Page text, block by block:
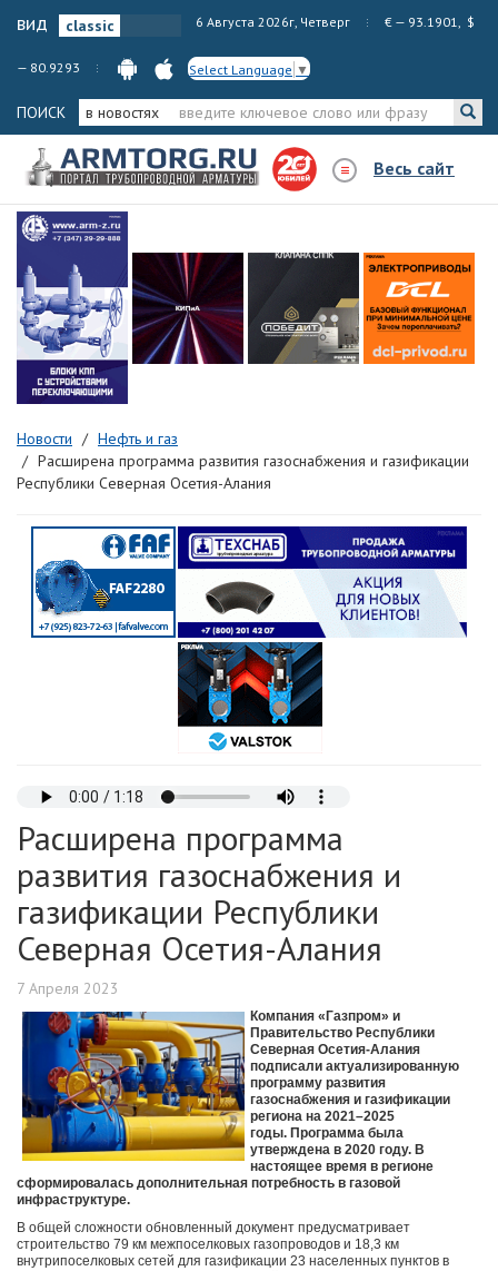
вид 6 Августа 2026г, Четверг € — 93.1901, $
— 80.9293 Select Language ▼
ПОИСК в новостях
Весь сайт
Новости
Нефть и газ
Расширена программа развития газоснабжения и газификации
Республики Северная Осетия-Алания
Расширена программа
развития газоснабжения и
газификации Республики
Северная Осетия-Алания
7 Апреля 2023
Компания «Газпром» и
Правительство Республики
Северная Осетия-Алания
подписали актуализированную
программу развития
газоснабжения и газификации
региона на 2021–2025
годы. Программа была
утверждена в 2020 году. В
настоящее время в регионе
сформировалась дополнительная потребность в газовой
инфраструктуре.
В общей сложности обновленный документ предусматривает
строительство 79 км межпоселковых газопроводов и 18,3 км
внутрипоселковых сетей для газификации 23 населенных пунктов в